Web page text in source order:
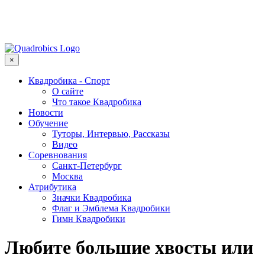
×
Квадробика - Спорт
О сайте
Что такое Квадробика
Новости
Обучение
Туторы, Интервью, Рассказы
Видео
Соревнования
Санкт-Петербург
Москва
Атрибутика
Значки Квадробика
Флаг и Эмблема Квадробики
Гимн Квадробики
Любите большие хвосты или